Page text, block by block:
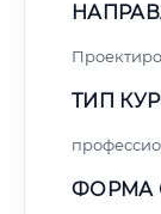
ТИП
ФОРМА